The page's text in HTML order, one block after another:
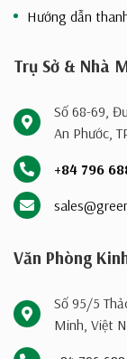
Hướng dẫn
Trụ Sở & Nhà
Số 68-69,
An Phước,
+84 796
Văn Phòng
Số 95/5
Minh, Việt